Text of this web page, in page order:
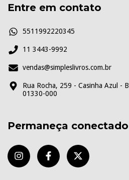
Entre em contato
5511992220345
11 3443-9992
vendas@simpleslivros.com.br
Rua Rocha, 259 - Casinha Azul -
01330-000
Permaneça conectado